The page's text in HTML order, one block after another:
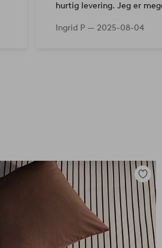
hurtig levering. Jeg er
Ingrid P — 2025-08-04
Tilføj
til